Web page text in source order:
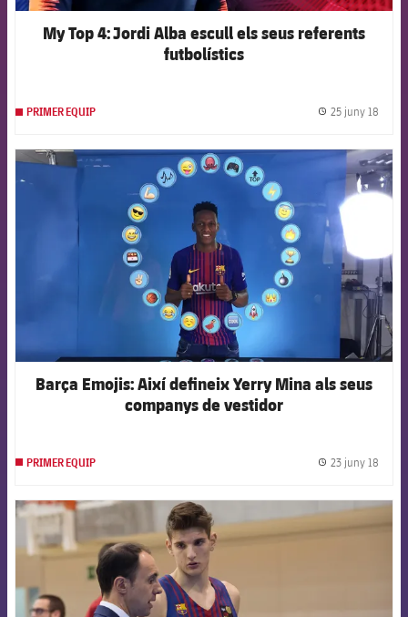
My Top 4: Jordi Alba escull els seus referents
futbolístics
PRIMER EQUIP 25 juny 18
FCB Barcelona badge
Barça Emojis: Així defineix Yerry Mina als seus
companys de vestidor
PRIMER EQUIP 23 juny 18
FCB Barcelona badge